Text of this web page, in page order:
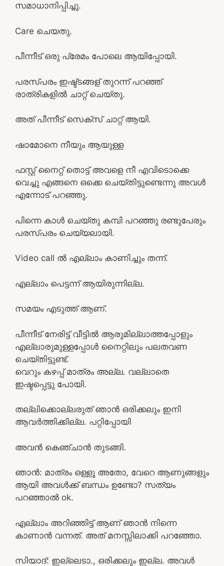
സമാധാനിപ്പിച്ചു.
Care ചെയതു.
പീന്നീട് ഒരു പ്രേമം പോലെ ആയിപ്പോയി.
പരസ്പരം ഇഷ്ട്ടങ്ങള് തുറന്ന് പറഞ്ഞ്‌
രാത്രികളില്‍ ചാറ്റ് ചെയ്തു.
അത് പീന്നീട് സെക്സ് ചാറ്റ് ആയി.
ഷാമോനെ നീയും ആയുള്ള
ഫസ്റ്റ് നൈറ്റ് തൊട്ട് അവളെ നീ എവിടൊക്കെ
വെച്ചു എങ്ങനെ ഒക്കെ ചെയ്തിട്ടുണ്ടെന്നു അവൾ
എന്നോട് പറഞ്ഞു.
പിന്നെ കാൾ ചെയ്തു കമ്പി പറഞ്ഞു രണ്ടുപേരും
പരസ്പരം ചെയ്യലായി.
Video call ല്‍ എല്ലാം കാണിച്ചും തന്ന്‌.
എല്ലാം പെട്ടന്ന് ആയിരുന്നില്ല.
സമയം എടുത്ത് ആണ്.
പീന്നീട് നേരിട്ട് വീട്ടിൽ ആരുമില്ലാത്തപ്പോളും
എല്ലാരുമുള്ളപ്പോൾ നൈറ്റിലും പലതവണ
ചെയ്തിട്ടുണ്ട്.
വെറും കഴപ്പ് മാത്രം അല്ല. വല്ലാതെ
ഇഷ്ടപ്പെട്ടു പോയി.
തല്ലിക്കൊല്ലരുത് ഞാൻ ഒരിക്കലും ഇനി
ആവർത്തിക്കില്ല. പറ്റിപ്പോയി
അവന്‍ കെഞ്ചാൻ തുടങ്ങി.
ഞാന്‍: മാത്രം ഒള്ളൂ അതോ, വേറെ ആണുങ്ങളും
ആയി അവള്‍ക്ക് ബന്ധം ഉണ്ടോ? സത്യം
പറഞ്ഞാല്‍ ok.
എല്ലാം അറിഞ്ഞിട്ട് ആണ് ഞാന്‍ നിന്നെ
കാണാൻ വന്നത്. അത് മനസ്സിലാക്കി പറഞ്ഞോ.
സിയാദ്: ഇല്ലെടാ., ഒരിക്കലും ഇല്ല. അവള്‍